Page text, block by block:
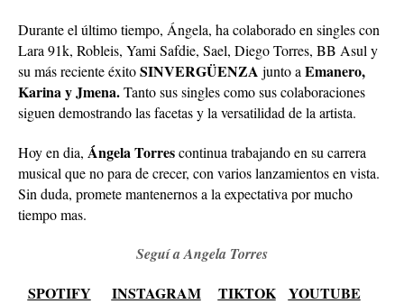
Durante el último tiempo, Ángela, ha colaborado en singles con
Lara 91k, Robleis, Yami Safdie, Sael, Diego Torres, BB Asul y
su más reciente éxitoSINVERGÜENZA junto a Emanero,
Karinay Jmena.Tanto sus singles como sus colaboraciones
siguen demostrando las facetas y la versatilidad de la artista.
Hoy en dia, Ángela Torrescontinua trabajando en su carrera
musical que no para de crecer, con varios lanzamientos en vista.
Sin duda, promete mantenernos a la expectativa por mucho
tiempo mas.
Seguí a Angela Torres
SPOTIFY INSTAGRAM TIKTOK YOUTUBE